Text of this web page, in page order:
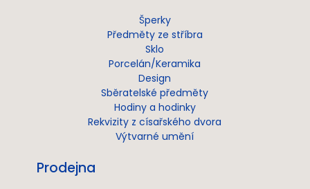
Šperky
Předměty ze stříbra
Sklo
Porcelán/Keramika
Design
Sběratelské předměty
Hodiny a hodinky
Rekvizity z císařského dvora
Výtvarné umění
Prodejna